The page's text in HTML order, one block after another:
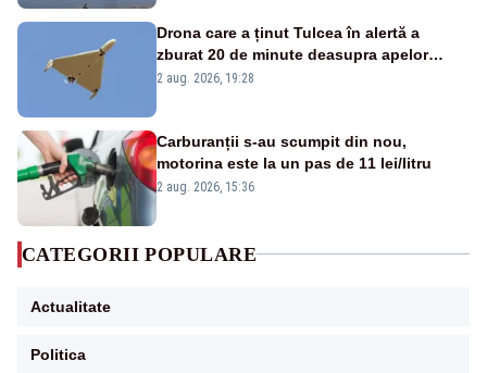
Drona care a ținut Tulcea în alertă a
zburat 20 de minute deasupra apelor
României. Au fost ridicate două F-16
2 aug. 2026, 19:28
Carburanții s-au scumpit din nou,
motorina este la un pas de 11 lei/litru
2 aug. 2026, 15:36
CATEGORII POPULARE
Actualitate
Politica